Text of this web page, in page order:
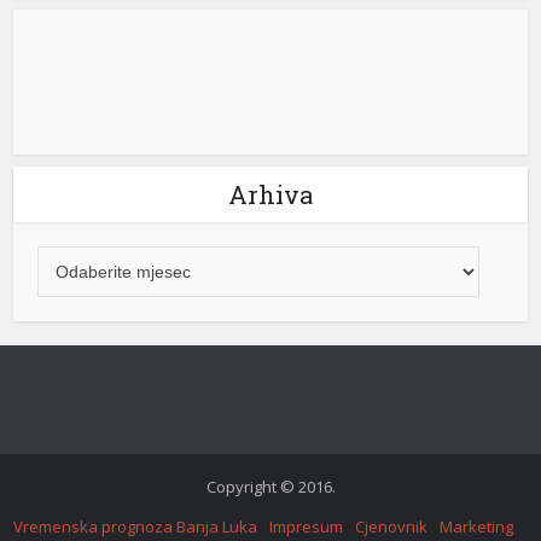
Arhiva
Copyright © 2016.
Vremenska prognoza Banja Luka
Impresum Cjenovnik Marketing